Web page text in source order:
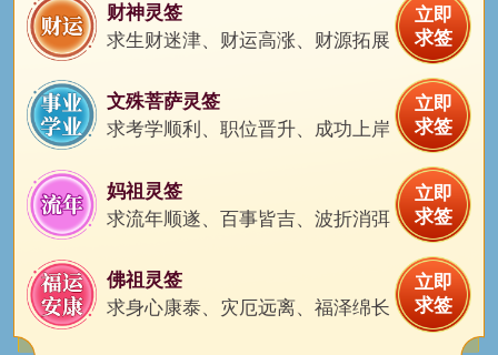
财神灵签
求生财迷津、财运高涨、财源拓展
立即
求签
文殊菩萨灵签
求考学顺利、职位晋升、成功上岸
立即
求签
妈祖灵签
求流年顺遂、百事皆吉、波折消弭
立即
求签
佛祖灵签
求身心康泰、灾厄远离、福泽绵长
立即
求签
8分钟之前
猫与狗购买了测算
8分钟之前
11分钟之前
夏温存购买了测算
8分钟之前
8分钟之前
薄年购买了测算
9分钟之前
11分钟之前
鲸落购买了测算
9分钟之前
柒夏购买了测算